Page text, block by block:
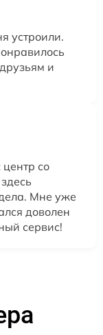
устроили.
и
со
Мне уже
доволен
сервис!